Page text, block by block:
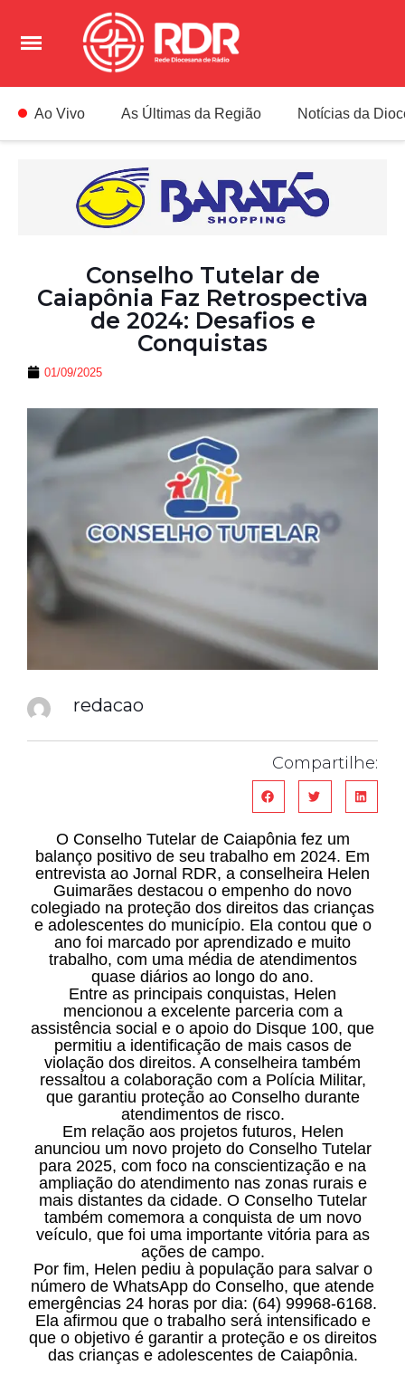
Ao Vivo As Últimas da Região Notícias da
Conselho Tutelar de
Caiapônia Faz Retrospectiva
de 2024: Desafios e
Conquistas
01/09/2025
redacao
Compartilhe:
O Conselho Tutelar de Caiapônia fez um
balanço positivo de seu trabalho em 2024. Em
entrevista ao Jornal RDR, a conselheira Helen
Guimarães destacou o empenho do novo
colegiado na proteção dos direitos das crianças
e adolescentes do município. Ela contou que o
ano foi marcado por aprendizado e muito
trabalho, com uma média de atendimentos
quase diários ao longo do ano.
Entre as principais conquistas, Helen
mencionou a excelente parceria com a
assistência social e o apoio do Disque 100, que
permitiu a identificação de mais casos de
violação dos direitos. A conselheira também
ressaltou a colaboração com a Polícia Militar,
que garantiu proteção ao Conselho durante
atendimentos de risco.
Em relação aos projetos futuros, Helen
anunciou um novo projeto do Conselho Tutelar
para 2025, com foco na conscientização e na
ampliação do atendimento nas zonas rurais e
mais distantes da cidade. O Conselho Tutelar
também comemora a conquista de um novo
veículo, que foi uma importante vitória para as
ações de campo.
Por fim, Helen pediu à população para salvar o
número de WhatsApp do Conselho, que atende
emergências 24 horas por dia: (64) 99968-6168.
Ela afirmou que o trabalho será intensificado e
que o objetivo é garantir a proteção e os direitos
das crianças e adolescentes de Caiapônia.